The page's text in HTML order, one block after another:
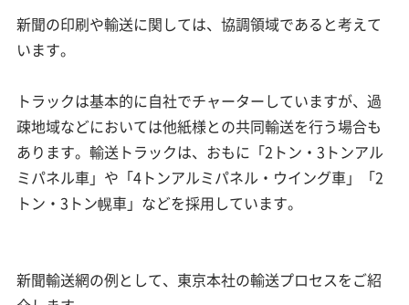
新聞の印刷や輸送に関しては、協調領域であると考えて
います。
トラックは基本的に自社でチャーターしていますが、過
疎地域などにおいては他紙様との共同輸送を行う場合も
あります。輸送トラックは、おもに「2トン・3トンアル
ミパネル車」や「4トンアルミパネル・ウイング車」「2
トン・3トン幌車」などを採用しています。
新聞輸送網の例として、東京本社の輸送プロセスをご紹